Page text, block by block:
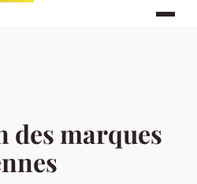
des marques